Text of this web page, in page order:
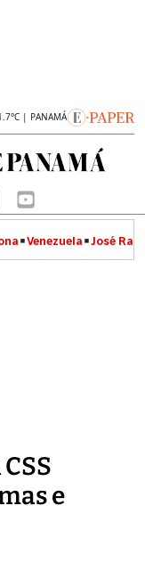
| PANAMÁ
Venezuela José
e